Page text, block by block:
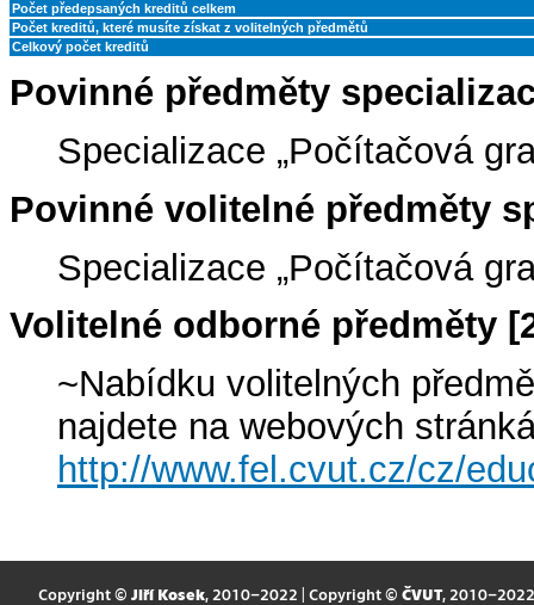
Počet předepsaných kreditů celkem
Počet kreditů, které musíte získat z volitelných předmětů
Celkový počet kreditů
Povinné předměty
Specializace „Počítačová
Povinné volitelné předměty
Specializace „Počítačová
Volitelné odborné předměty
~Nabídku volitelných
najdete na webových
http://www.fel.cvut.cz/cz/
Copyright © Jiří Kosek, 2010–2022 | Copyright © ČVUT, 2010–2022